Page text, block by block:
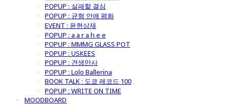
POPUP : 실패할 결심
POPUP : 균형 안에 평화
EVENT : 윤현상재
POPUP : a a r a h e e
POPUP : MMMG GLASS POT
POPUP : USKEES
POPUP : 견생만사
POPUP : Lolo Ballerina
BOOK TALK : 도쿄 레코드 100
POPUP : WRITE ON TIME
MOODBOARD